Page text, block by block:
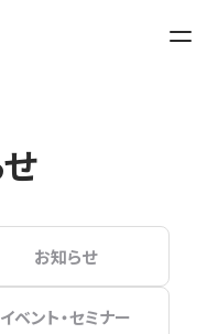
お知らせ
イベント・セミナー